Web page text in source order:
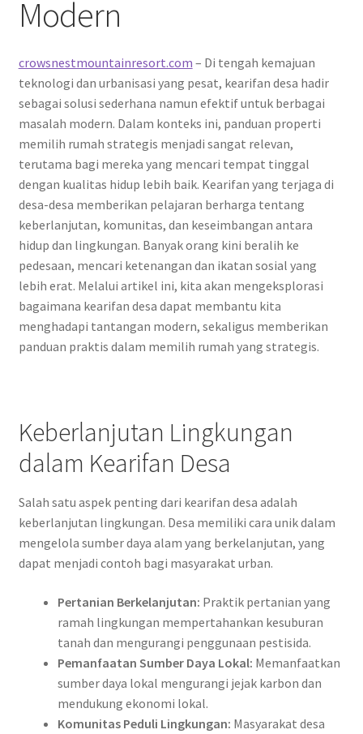
Modern
crowsnestmountainresort.com – Di tengah kemajuan
teknologi dan urbanisasi yang pesat, kearifan desa hadir
sebagai solusi sederhana namun efektif untuk berbagai
masalah modern. Dalam konteks ini, panduan properti
memilih rumah strategis menjadi sangat relevan,
terutama bagi mereka yang mencari tempat tinggal
dengan kualitas hidup lebih baik. Kearifan yang terjaga di
desa-desa memberikan pelajaran berharga tentang
keberlanjutan, komunitas, dan keseimbangan antara
hidup dan lingkungan. Banyak orang kini beralih ke
pedesaan, mencari ketenangan dan ikatan sosial yang
lebih erat. Melalui artikel ini, kita akan mengeksplorasi
bagaimana kearifan desa dapat membantu kita
menghadapi tantangan modern, sekaligus memberikan
panduan praktis dalam memilih rumah yang strategis.
Keberlanjutan Lingkungan
dalam Kearifan Desa
Salah satu aspek penting dari kearifan desa adalah
keberlanjutan lingkungan. Desa memiliki cara unik dalam
mengelola sumber daya alam yang berkelanjutan, yang
dapat menjadi contoh bagi masyarakat urban.
Pertanian Berkelanjutan: Praktik pertanian yang
ramah lingkungan mempertahankan kesuburan
tanah dan mengurangi penggunaan pestisida.
Pemanfaatan Sumber Daya Lokal: Memanfaatkan
sumber daya lokal mengurangi jejak karbon dan
mendukung ekonomi lokal.
Komunitas Peduli Lingkungan: Masyarakat desa